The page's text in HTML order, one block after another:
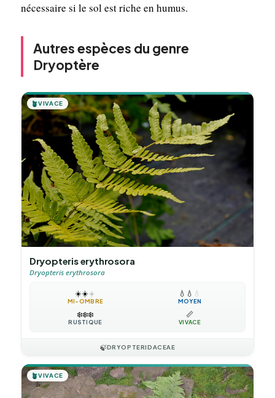
nécessaire si le sol est riche en humus.
Autres espèces du genre
Dryoptère
🪴VIVACE
Dryopteris erythrosora
Dryopteris erythrosora
☀️☀️☀️
MI-OMBRE
💧 💧 💧
MOYEN
❄️❄️❄️
RUSTIQUE
📏
VIVACE
🍃DRYOPTERIDACEAE
🪴VIVACE